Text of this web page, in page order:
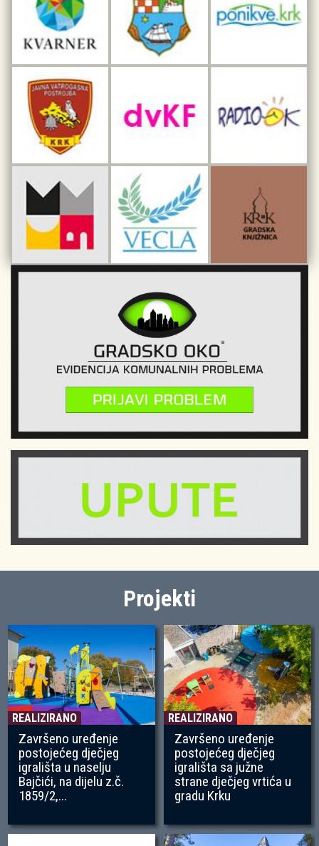
Projekti
REALIZIRANO
Završeno uređenje
postojećeg dječjeg
igrališta u naselju
Bajčići, na dijelu z.č.
1859/2,...
REALIZIRANO
Završeno uređenje
postojećeg dječjeg
igrališta sa južne
strane dječjeg vrtića u
gradu Krku